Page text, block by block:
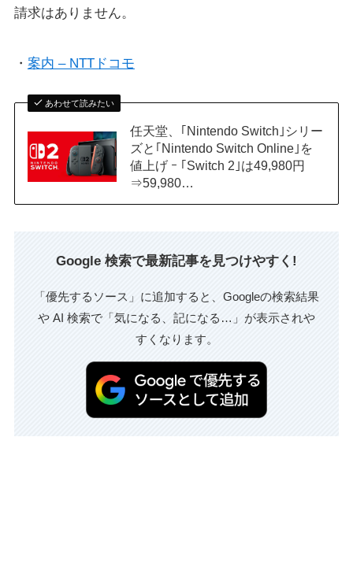
請求はありません。
・ 案内 – NTTドコモ
あわせて読みたい
任天堂、｢Nintendo Switch｣シリー
ズと｢Nintendo Switch Online｣を
値上げ ｰ ｢Switch 2｣は49,980円
⇒59,980…
Google 検索で最新記事を見つけやすく!
「優先するソース」に追加すると、Googleの検索結果
や AI 検索で「気になる、記になる…」が表示されや
すくなります。